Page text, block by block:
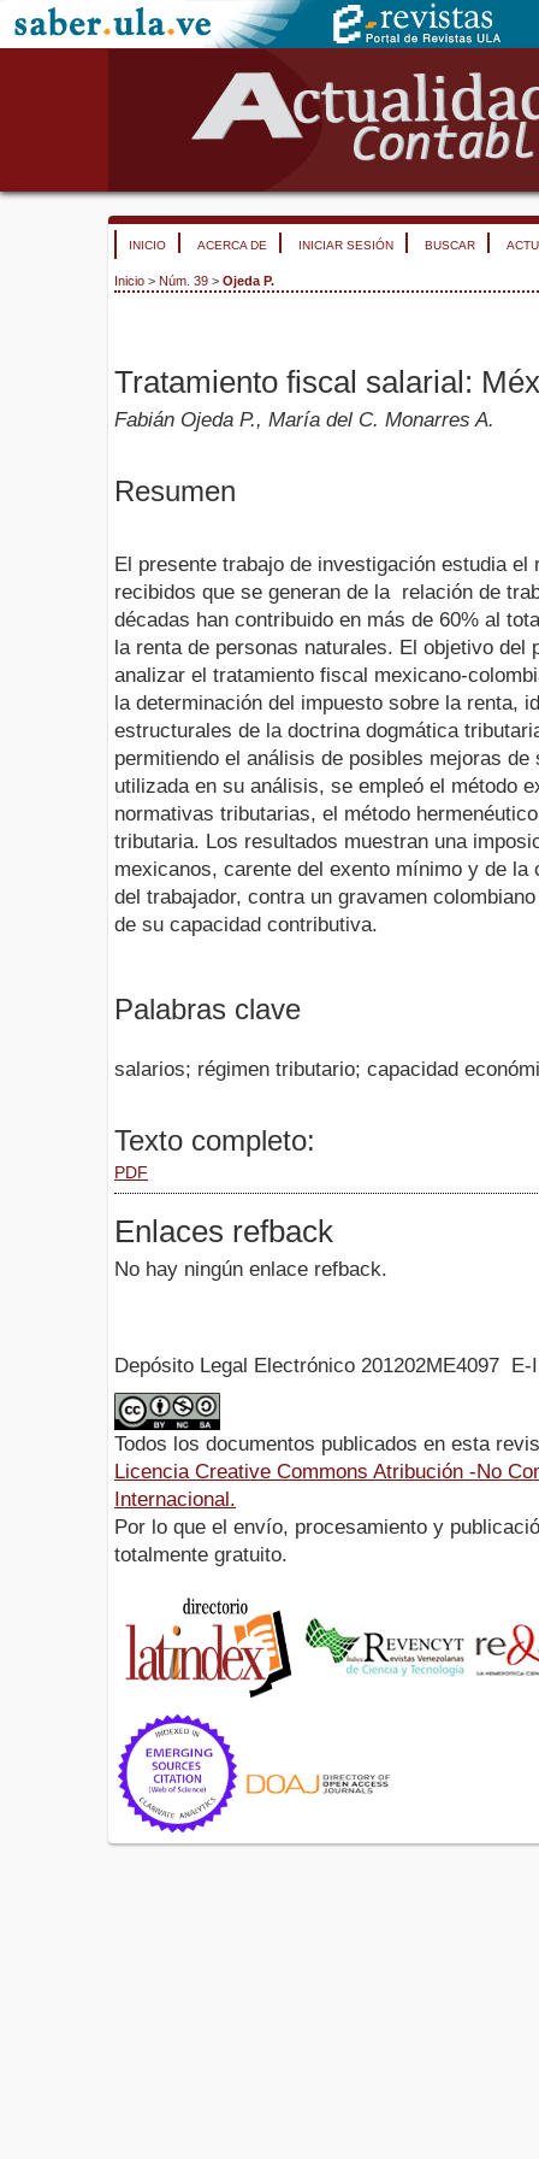
INICIO ACERCA DE INICIAR SESIÓN BUSCAR
Inicio > Núm. 39 > Ojeda P.
Tratamiento fiscal salarial:
Fabián Ojeda P., María del C. Monarres A.
Resumen
El presente trabajo de investigación estudia
recibidos que se generan de la relación de
décadas han contribuido en más de 60% al
la renta de personas naturales. El objetivo del
analizar el tratamiento fiscal mexicano-
la determinación del impuesto sobre la renta,
estructurales de la doctrina dogmática
permitiendo el análisis de posibles mejoras
utilizada en su análisis, se empleó el método
normativas tributarias, el método
tributaria. Los resultados muestran una
mexicanos, carente del exento mínimo y de la
del trabajador, contra un gravamen
de su capacidad contributiva.
Palabras clave
salarios; régimen tributario; capacidad
Texto completo:
PDF
Enlaces refback
No hay ningún enlace refback.
Depósito Legal Electrónico 201202ME4097 E-
Todos los documentos publicados en esta
Licencia Creative Commons Atribución -No
Internacional.
Por lo que el envío, procesamiento y
totalmente gratuito.